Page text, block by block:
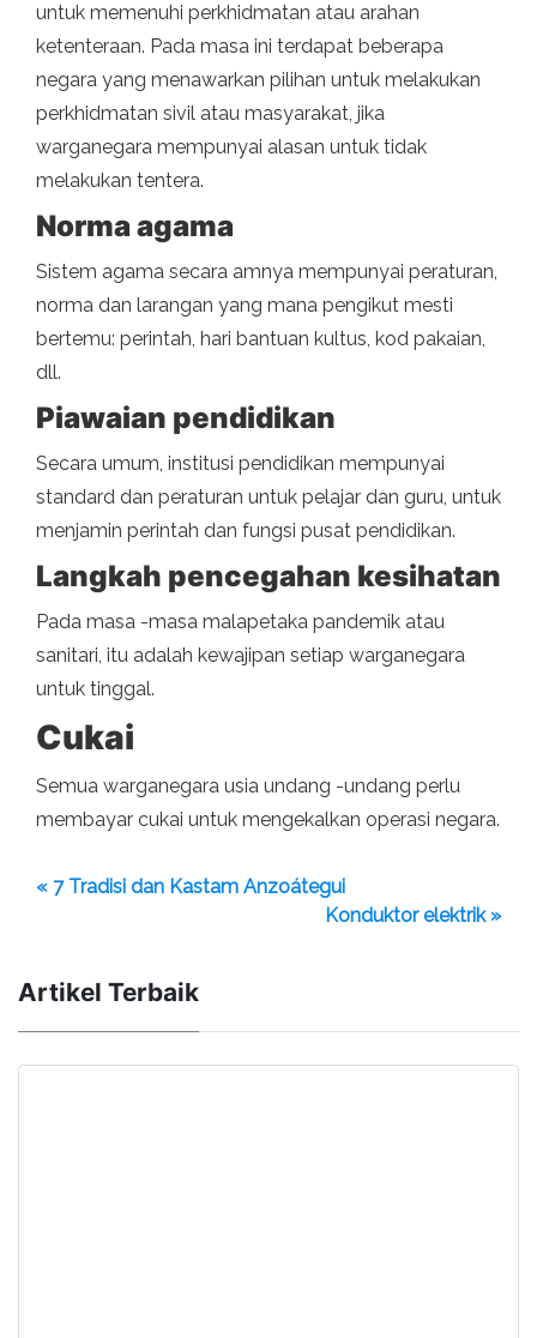
untuk memenuhi perkhidmatan atau arahan
ketenteraan. Pada masa ini terdapat beberapa
negara yang menawarkan pilihan untuk melakukan
perkhidmatan sivil atau masyarakat, jika
warganegara mempunyai alasan untuk tidak
melakukan tentera.
Norma agama
Sistem agama secara amnya mempunyai peraturan,
norma dan larangan yang mana pengikut mesti
bertemu: perintah, hari bantuan kultus, kod pakaian,
dll.
Piawaian pendidikan
Secara umum, institusi pendidikan mempunyai
standard dan peraturan untuk pelajar dan guru, untuk
menjamin perintah dan fungsi pusat pendidikan.
Langkah pencegahan kesihatan
Pada masa -masa malapetaka pandemik atau
sanitari, itu adalah kewajipan setiap warganegara
untuk tinggal.
Cukai
Semua warganegara usia undang -undang perlu
membayar cukai untuk mengekalkan operasi negara.
« 7 Tradisi dan Kastam Anzoátegui
Konduktor elektrik »
Artikel Terbaik